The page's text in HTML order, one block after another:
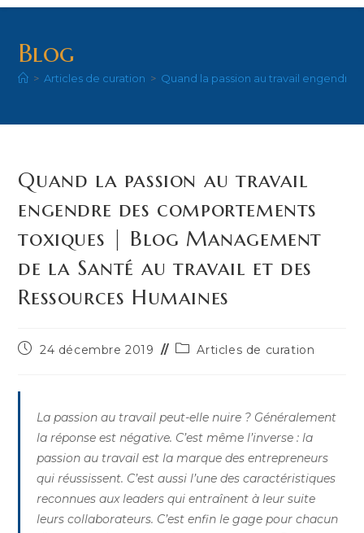
Blog
> Articles de curation > Quand la passion au travail
Quand la passion au travail
engendre des comportements
toxiques | Blog Management
de la Santé au travail et des
Ressources Humaines
Publication
24 décembre 2019
PostArticles de curation
La passion au travail peut-elle nuire ? Généralement
la réponse est négative. C’est même l’inverse : la
passion au travail est la marque des entrepreneurs
qui réussissent. C’est aussi l’une des caractéristiques
reconnues aux leaders qui entraînent à leur suite
leurs collaborateurs. C’est enfin le gage pour chacun